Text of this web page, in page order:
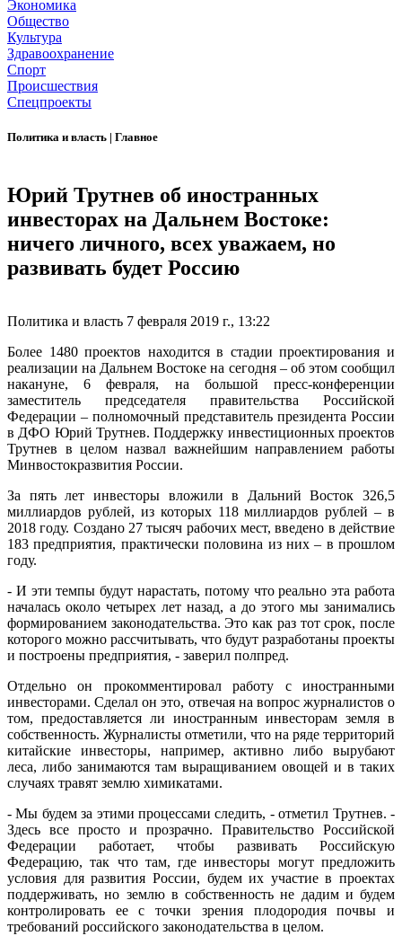
Экономика
Общество
Культура
Здравоохранение
Спорт
Происшествия
Спецпроекты
Политика и власть | Главное
Юрий Трутнев об иностранных
инвесторах на Дальнем Востоке:
ничего личного, всех уважаем, но
развивать будет Россию
Политика и власть 7 февраля 2019 г., 13:22
Более 1480 проектов находится в стадии проектирования и
реализации на Дальнем Востоке на сегодня – об этом сообщил
накануне, 6 февраля, на большой пресс-конференции
заместитель председателя правительства Российской
Федерации – полномочный представитель президента России
в ДФО Юрий Трутнев. Поддержку инвестиционных проектов
Трутнев в целом назвал важнейшим направлением работы
Минвостокразвития России.
За пять лет инвесторы вложили в Дальний Восток 326,5
миллиардов рублей, из которых 118 миллиардов рублей – в
2018 году. Создано 27 тысяч рабочих мест, введено в действие
183 предприятия, практически половина из них – в прошлом
году.
- И эти темпы будут нарастать, потому что реально эта работа
началась около четырех лет назад, а до этого мы занимались
формированием законодательства. Это как раз тот срок, после
которого можно рассчитывать, что будут разработаны проекты
и построены предприятия, - заверил полпред.
Отдельно он прокомментировал работу с иностранными
инвесторами. Сделал он это, отвечая на вопрос журналистов о
том, предоставляется ли иностранным инвесторам земля в
собственность. Журналисты отметили, что на ряде территорий
китайские инвесторы, например, активно либо вырубают
леса, либо занимаются там выращиванием овощей и в таких
случаях травят землю химикатами.
- Мы будем за этими процессами следить, - отметил Трутнев. -
Здесь все просто и прозрачно. Правительство Российской
Федерации работает, чтобы развивать Российскую
Федерацию, так что там, где инвесторы могут предложить
условия для развития России, будем их участие в проектах
поддерживать, но землю в собственность не дадим и будем
контролировать ее с точки зрения плодородия почвы и
требований российского законодательства в целом.